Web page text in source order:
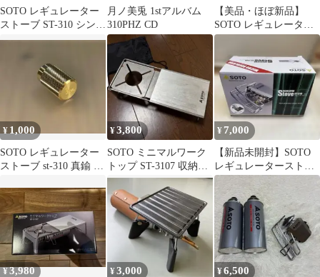
SOTO レギュレーター
ストーブ ST-310 シング
ルバーナー
月ノ美兎 1stアルバム
310PHZ CD
【美品・ほぼ新品】
SOTO レギュレーター
ストーブ ST-310 収納袋
¥ 1,000
SOTO レギュレーター
ストーブ st-310 真鍮 カ
¥3,800
SOTO ミニマルワーク
トップ ST-3107 収納
袋・説明書付 ソロキャ
ンプ
¥ 7,000
【新品未開封】SOTO
レギュレーターストー
ブ ST-310
¥3,980 ¥3,000 ¥6,500